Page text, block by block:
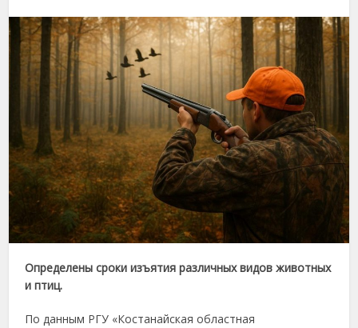
Определены сроки изъятия различных видов животных
и птиц.
По данным РГУ «Костанайская областная